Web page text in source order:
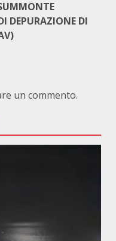
DEPURAZIONE DI
un commento.